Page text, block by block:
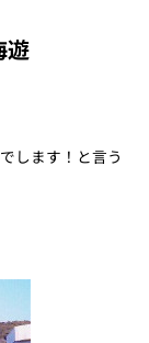
遊
します！と言う